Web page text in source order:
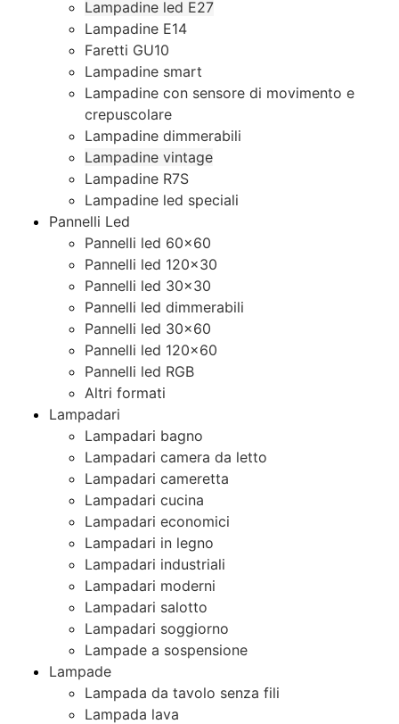
Lampadine led E27
Lampadine E14
Faretti GU10
Lampadine smart
Lampadine con sensore di movimento e
crepuscolare
Lampadine dimmerabili
Lampadine vintage
Lampadine R7S
Lampadine led speciali
Pannelli Led
Pannelli led 60×60
Pannelli led 120×30
Pannelli led 30×30
Pannelli led dimmerabili
Pannelli led 30×60
Pannelli led 120×60
Pannelli led RGB
Altri formati
Lampadari
Lampadari bagno
Lampadari camera da letto
Lampadari cameretta
Lampadari cucina
Lampadari economici
Lampadari in legno
Lampadari industriali
Lampadari moderni
Lampadari salotto
Lampadari soggiorno
Lampade a sospensione
Lampade
Lampada da tavolo senza fili
Lampada lava